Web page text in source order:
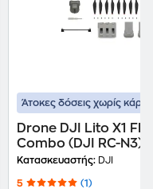
Άτοκες δόσεις χωρίς κάρτα
Drone DJI Lito X1 Fly
Combo (DJI RC-N3)
Κατασκευαστής: DJI
5 (1)